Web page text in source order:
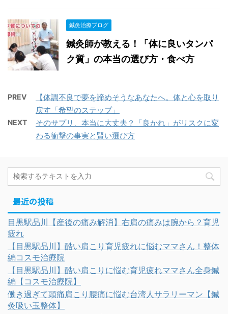
鍼灸治療ブログ
鍼灸師が教える！「体に良いタンパ
ク質」の本当の選び方・食べ方
PREV
【体調不良で夢を諦めそうなあなたへ。体と心を取り
戻す「希望のステップ」
NEXT
そのサプリ、本当に大丈夫？「良かれ」がリスクに変
わる衝撃の事実と賢い選び方
最近の投稿
目黒駅品川【産後の痛み解消】右肩の痛みは腕から？育児
疲れ
【目黒駅品川】酷い肩こり育児疲れに悩むママさん！整体
編コスモ治療院
【目黒駅品川】酷い肩こりに悩む育児疲れママさん全身鍼
編【コスモ治療院】
働き過ぎて頭痛肩こり腰痛に悩む台湾人サラリーマン【鍼
灸吸い玉整体】